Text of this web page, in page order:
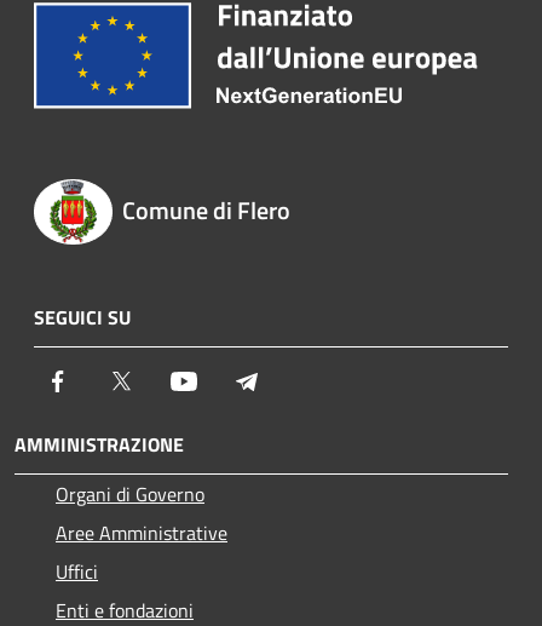
Comune di Flero
SEGUICI SU
Facebook Twitter Youtube
AMMINISTRAZIONE
Organi di Governo
Aree Amministrative
Uffici
Enti e fondazioni